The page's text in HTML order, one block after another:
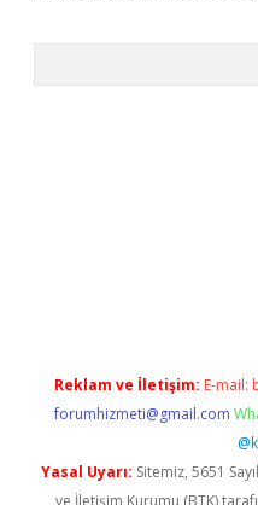
Reklam ve İletişim: E-mail:
forumhizmeti@gmail.com
Yasal Uyarı: Sitemiz, 5651
ve İletişim Kurumu (BTK)